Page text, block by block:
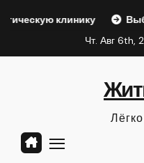
Выбор гонгов:
Чт. Авг 6th,